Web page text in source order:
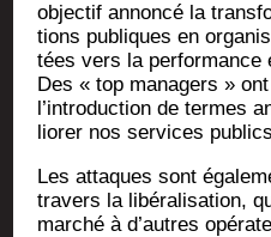
objec­tif annon­cé la
tions publiques en
tées vers la per­for­mance
Des « top mana­gers »
l’introduction de termes
lio­rer nos ser­vices
Les attaques sont
tra­vers la libé­ra­li­sa­tion,
mar­ché à d’autres